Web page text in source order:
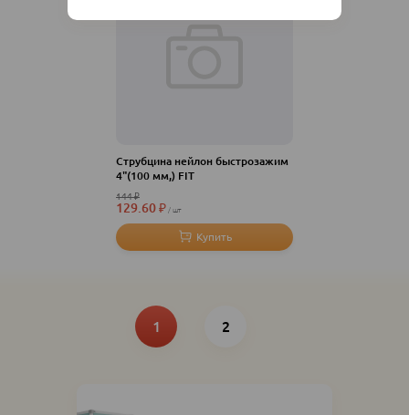
Струбцина нейлон быстрозажим
4"(100 мм,) FIT
144₽
129.60₽ шт
Текущая
страница
1 2